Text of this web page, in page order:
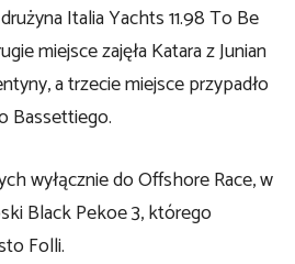
Italia Yachts 11.98 To Be
miejsce zajęła Katara z Junian
a trzecie miejsce przypadło
Bassettiego.
wyłącznie do Offshore Race, w
Black Pekoe 3, którego
Folli.